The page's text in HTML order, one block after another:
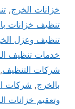
خزانات الخرج,
تنظيف خزانات
تنظيف وعزل
خدمات تنظيف
شركات التنظيف,
بالخرج, شركات
وتعقيم خزانات